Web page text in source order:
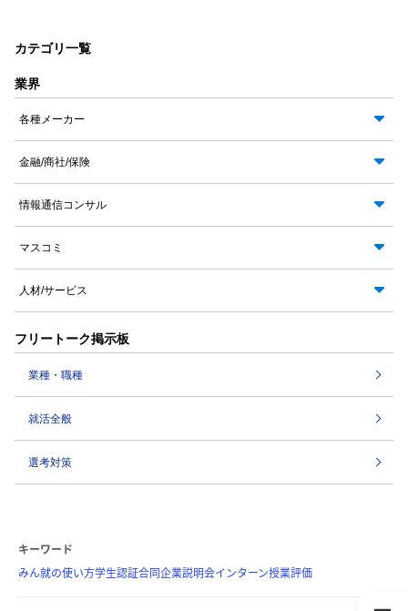
カテゴリ一覧
業界
各種メーカー
金融/商社/保険
情報通信コンサル
マスコミ
人材/サービス
フリートーク掲示板
業種・職種
就活全般
選考対策
キーワード
みん就の使い方学生認証合同企業説明会インターン授業評価